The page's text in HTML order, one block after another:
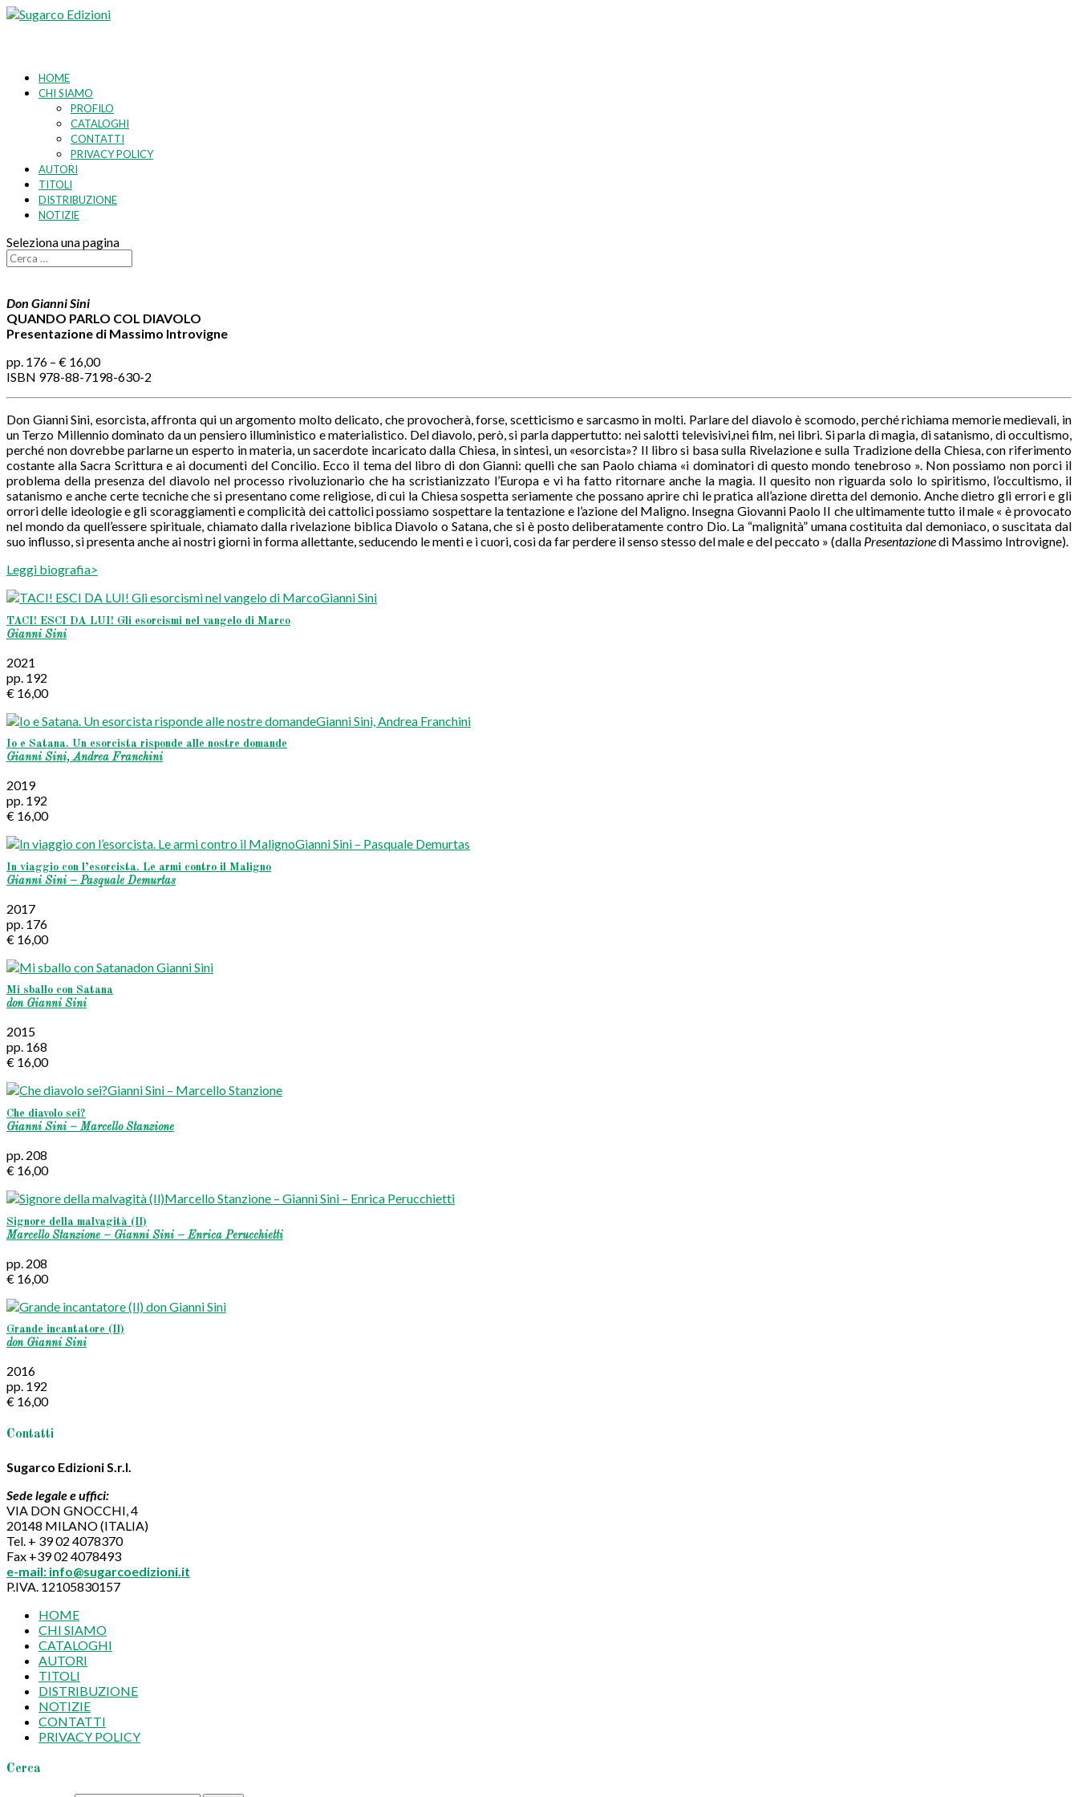
HOME
CHI SIAMO
PROFILO
CATALOGHI
CONTATTI
PRIVACY POLICY
AUTORI
TITOLI
DISTRIBUZIONE
NOTIZIE
Seleziona una pagina
Don Gianni Sini
QUANDO PARLO COL DIAVOLO
Presentazione di Massimo Introvigne
pp. 176 – € 16,00
ISBN 978-88-7198-630-2
Don Gianni Sini, esorcista, affronta qui un argomento molto delicato, che provocherà, forse, scetticismo e sarcasmo in molti. Parlare del diavolo è scomodo, perché richiama memorie medievali, in
un Terzo Millennio dominato da un pensiero illuministico e materialistico. Del diavolo, però, si parla dappertutto: nei salotti televisivi,nei film, nei libri. Si parla di magia, di satanismo, di occultismo,
perché non dovrebbe parlarne un esperto in materia, un sacerdote incaricato dalla Chiesa, in sintesi, un «esorcista»? Il libro si basa sulla Rivelazione e sulla Tradizione della Chiesa, con riferimento
costante alla Sacra Scrittura e ai documenti del Concilio. Ecco il tema del libro di don Gianni: quelli che san Paolo chiama «i dominatori di questo mondo tenebroso ». Non possiamo non porci il
problema della presenza del diavolo nel processo rivoluzionario che ha scristianizzato l’Europa e vi ha fatto ritornare anche la magia. Il quesito non riguarda solo lo spiritismo, l’occultismo, il
satanismo e anche certe tecniche che si presentano come religiose, di cui la Chiesa sospetta seriamente che possano aprire chi le pratica all’azione diretta del demonio. Anche dietro gli errori e gli
orrori delle ideologie e gli scoraggiamenti e complicità dei cattolici possiamo sospettare la tentazione e l’azione del Maligno. Insegna Giovanni Paolo II che ultimamente tutto il male « è provocato
nel mondo da quell’essere spirituale, chiamato dalla rivelazione biblica Diavolo o Satana, che si è posto deliberatamente contro Dio. La “malignità” umana costituita dal demoniaco, o suscitata dal
suo influsso, si presenta anche ai nostri giorni in forma allettante, seducendo le menti e i cuori, così da far perdere il senso stesso del male e del peccato » (dalla Presentazionedi Massimo Introvigne).
Leggi biografia>
TACI! ESCI DA LUI! Gli esorcismi nel vangelo di Marco
Gianni Sini
2021
pp. 192
€ 16,00
Io e Satana. Un esorcista risponde alle nostre domande
Gianni Sini, Andrea Franchini
2019
pp. 192
€ 16,00
In viaggio con l’esorcista. Le armi contro il Maligno
Gianni Sini – Pasquale Demurtas
2017
pp. 176
€ 16,00
Mi sballo con Satana
don Gianni Sini
2015
pp. 168
€ 16,00
Che diavolo sei?
Gianni Sini – Marcello Stanzione
pp. 208
€ 16,00
Signore della malvagità (Il)
Marcello Stanzione – Gianni Sini – Enrica Perucchietti
pp. 208
€ 16,00
Grande incantatore (Il)
don Gianni Sini
2016
pp. 192
€ 16,00
Contatti
Sugarco Edizioni S.r.l.
Sede legale e uffici:
VIA DON GNOCCHI, 4
20148 MILANO (ITALIA)
Tel. + 39 02 4078370
Fax +39 02 4078493
e-mail: info@sugarcoedizioni.it
P.IVA. 12105830157
HOME
CHI SIAMO
CATALOGHI
AUTORI
TITOLI
DISTRIBUZIONE
NOTIZIE
CONTATTI
PRIVACY POLICY
Cerca